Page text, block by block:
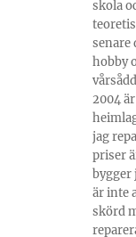
skola
senare
hobby
2004
jag
priser
bygger
är inte
skörd